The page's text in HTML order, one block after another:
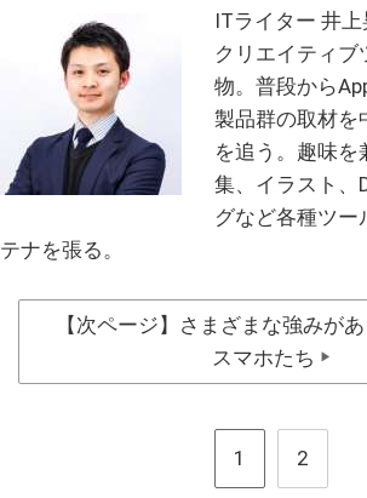
ITライター 井
クリエイティ
物。普段から
製品群の取材を
を追う。趣味を
集、イラスト、
グなど各種ツー
テナを張る。
【次ページ】さまざまな強みが
スマホたち
▶
1 2